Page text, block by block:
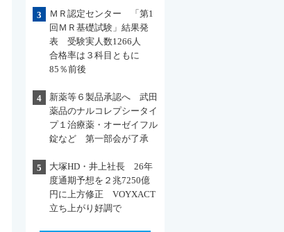
3
ＭＲ認定センター 「第1
回ＭＲ基礎試験」結果発
表 受験実人数1266人
合格率は３科目ともに
85％前後
4
新薬等６製品承認へ 武田
薬品のナルコレプシータイ
プ１治療薬・オーゼイフル
錠など 第一部会が了承
5
大塚HD・井上社長 26年
度通期予想を２兆7250億
円に上方修正 VOYXACT
立ち上がり好調で